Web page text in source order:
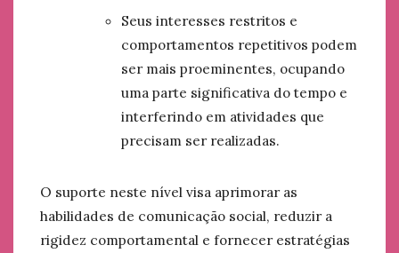
Seus interesses restritos e
comportamentos repetitivos podem
ser mais proeminentes, ocupando
uma parte significativa do tempo e
interferindo em atividades que
precisam ser realizadas.
O suporte neste nível visa aprimorar as
habilidades de comunicação social, reduzir a
rigidez comportamental e fornecer estratégias